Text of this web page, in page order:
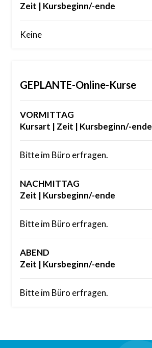
Zeit | Kursbeginn/-ende
Keine
GEPLANTE-Online-Kurse
VORMITTAG
Kursart | Zeit | Kursbeginn/-ende
Bitte im Büro erfragen.
NACHMITTAG
Zeit | Kursbeginn/-ende
Bitte im Büro erfragen.
ABEND
Zeit | Kursbeginn/-ende
Bitte im Büro erfragen.